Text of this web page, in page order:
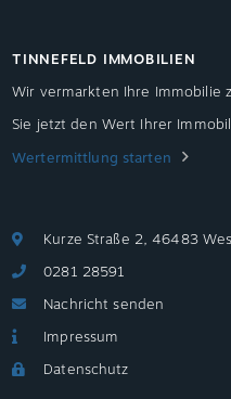
TINNEFELD IMMOBILIEN
Wir vermarkten Ihre Immobilie
Sie jetzt den Wert Ihrer
Wertermittlung starten
Kurze Straße 2, 46483
0281 28591
Nachricht senden
Impressum
Datenschutz